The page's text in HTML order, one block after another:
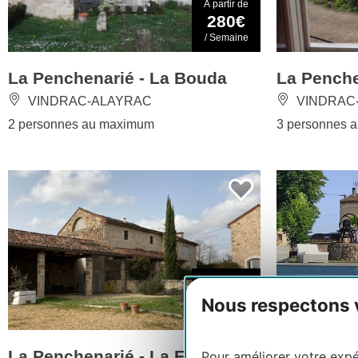
Nous respectons
À partir de
280€
/ Semaine
La Penchenarié - La Bouda
VINDRAC-ALAYRAC
2 personnes au maximum
La
3 personnes
400€
/ Semaine